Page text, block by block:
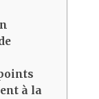
à la